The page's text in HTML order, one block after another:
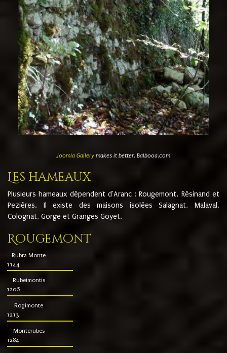
Joomla Gallerymakes it better. Balbooa.com
Les hameaux
Plusieurs hameaux dépendent d'Aranc : Rougemont, Résinand et
Pezières. Il existe des maisons isolées Salagnat, Malaval,
Colognat, Gorge et Granges Goyet.
Rougemont
Rubra Monte
1144
Rubeimontis
1206
Rogimonte
1213
Monterubes
1284